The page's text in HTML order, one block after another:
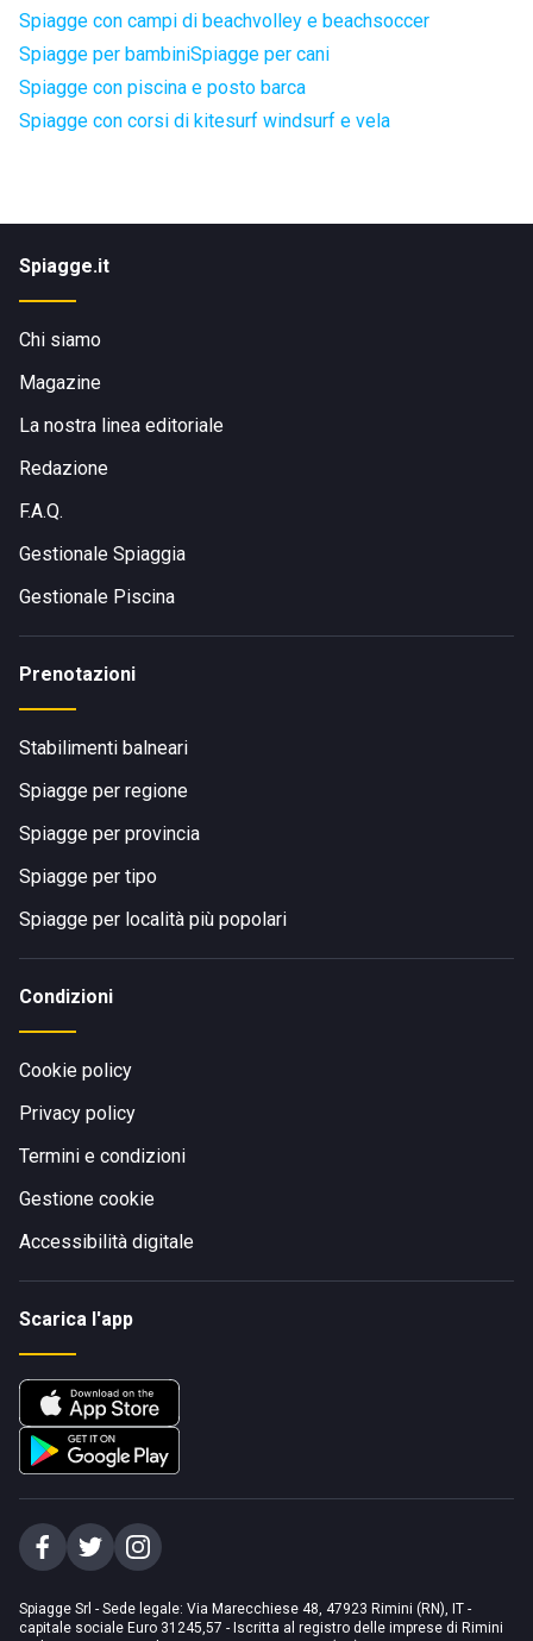
Spiagge con campi di beachvolley e beachsoccer
Spiagge per bambiniSpiagge per cani
Spiagge con piscina e posto barca
Spiagge con corsi di kitesurf windsurf e vela
Spiagge.it
Chi siamo
Magazine
La nostra linea editoriale
Redazione
F.A.Q.
Gestionale Spiaggia
Gestionale Piscina
Prenotazioni
Stabilimenti balneari
Spiagge per regione
Spiagge per provincia
Spiagge per tipo
Spiagge per località più popolari
Condizioni
Cookie policy
Privacy policy
Termini e condizioni
Gestione cookie
Accessibilità digitale
Scarica l'app
Spiagge Srl - Sede legale: Via Marecchiese 48, 47923 Rimini (RN), IT -
capitale sociale Euro 31245,57 - Iscritta al registro delle imprese di Rimini